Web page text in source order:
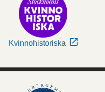
Kvinnohistoriska